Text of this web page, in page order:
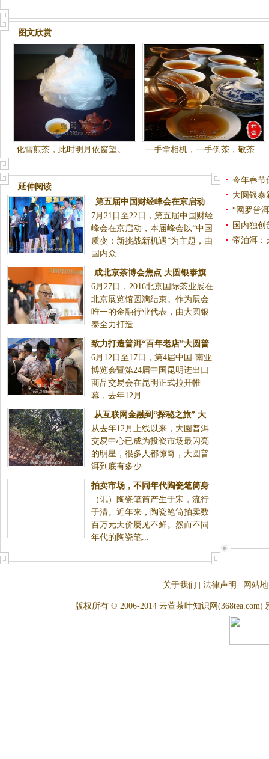
图文欣赏
化雪煎茶，此时明月依窗望。
一手拿相机，一手倒茶，敬茶
啦：
延伸阅读
第五届中国财经峰会在京启动
大圆普洱荣获“杰出品牌形象奖”
7月21日至22日，第五届中国财经
峰会在京启动，本届峰会以“中国
质变：新挑战新机遇”为主题，由
国内众...
成北京茶博会焦点 大圆银泰旗
下大圆普洱将试水标准化
6月27日，2016北京国际茶业展在
北京展览馆圆满结束。作为展会
唯一的金融行业代表，由大圆银
泰全力打造...
致力打造普洱“百年老店”大圆普
洱：品质是决定走多远的关键
6月12日至17日，第4届中国-南亚
博览会暨第24届中国昆明进出口
商品交易会在昆明正式拉开帷
幕，去年12月...
从互联网金融到“探秘之旅” 大
圆普洱如何赢得投资者的心
从去年12月上线以来，大圆普洱
交易中心已成为投资市场最闪亮
的明星，很多人都惊奇，大圆普
洱到底有多少...
拍卖市场，不同年代陶瓷笔筒身
价悬殊
（讯）陶瓷笔筒产生于宋，流行
于清。近年来，陶瓷笔筒拍卖数
百万元天价屡见不鲜。然而不同
年代的陶瓷笔...
今年春节
一份爱
大圆银泰
台正式上
“网罗普
上线
国内独创
易中心即
帝泊洱：
关于我们 法律声明 网站
版权所有 © 2006-2014 云萱茶叶知识网